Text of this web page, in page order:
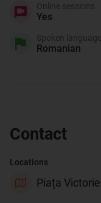
Yes
Online sessions
Romanian
Spoken
Contact
Locations
Piața